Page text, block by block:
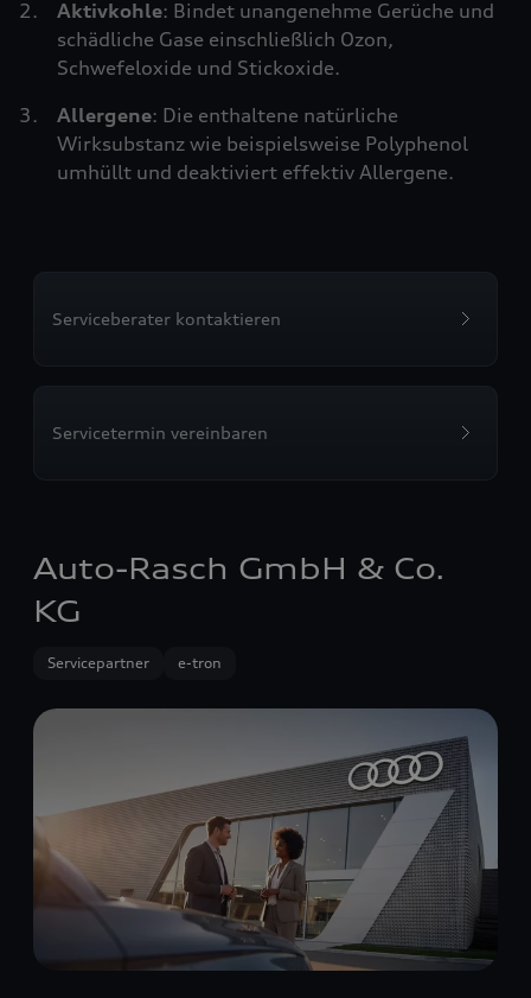
Aktivkohle: Bindet unangenehme Gerüche und
schädliche Gase einschließlich Ozon,
Schwefeloxide und Stickoxide.
Allergene: Die enthaltene natürliche
Wirksubstanz wie beispielsweise Polyphenol
umhüllt und deaktiviert effektiv Allergene.
Serviceberater kontaktieren
Servicetermin vereinbaren
Auto-Rasch GmbH & Co.
KG
Servicepartner e-tron